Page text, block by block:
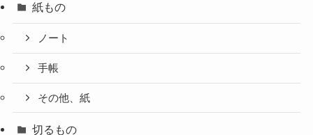
紙もの
ノート
手帳
その他、紙
切るもの